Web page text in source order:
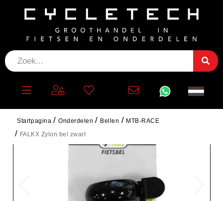
Startpagina Onderdelen Bellen
MTB-RACE
FALKX Zylon bel zwart